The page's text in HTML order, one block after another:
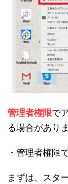
管理者権限で
る場合がありま
・管理者権限
まずは、スタ